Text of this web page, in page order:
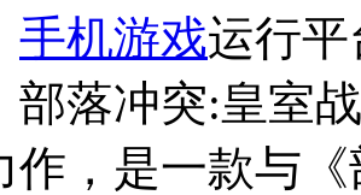
手机游戏运行平
部落冲突:皇室
作，是一款与